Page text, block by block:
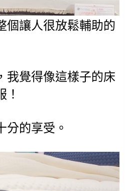
個讓人很放鬆輔助的
我覺得像這樣子的床
！
分的享受。